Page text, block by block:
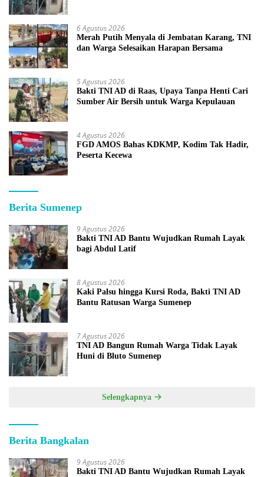
6 Agustus 2026
Merah Putih Menyala di Jembatan Karang, TNI
dan Warga Selesaikan Harapan Bersama
5 Agustus 2026
Bakti TNI AD di Raas, Upaya Tanpa Henti Cari
Sumber Air Bersih untuk Warga Kepulauan
4 Agustus 2026
FGD AMOS Bahas KDKMP, Kodim Tak Hadir,
Peserta Kecewa
Berita Sumenep
9 Agustus 2026
Bakti TNI AD Bantu Wujudkan Rumah Layak
bagi Abdul Latif
8 Agustus 2026
Kaki Palsu hingga Kursi Roda, Bakti TNI AD
Bantu Ratusan Warga Sumenep
7 Agustus 2026
TNI AD Bangun Rumah Warga Tidak Layak
Huni di Bluto Sumenep
Selengkapnya
Berita Bangkalan
9 Agustus 2026
Bakti TNI AD Bantu Wujudkan Rumah Layak